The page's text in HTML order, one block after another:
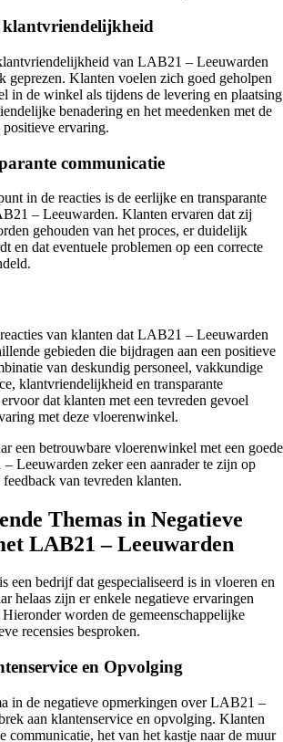
klantvriendelijkheid
van LAB21 – Leeuwarden
geprezen. Klanten voelen zich goed geholpen
in de winkel als tijdens de levering en plaatsing
benadering en het meedenken met de
ervaring.
communicatie
in de reacties is de eerlijke en transparante
– Leeuwarden. Klanten ervaren dat zij
gehouden van het proces, er duidelijk
en dat eventuele problemen op een correcte
van klanten dat LAB21 – Leeuwarden
gebieden die bijdragen aan een positieve
van deskundig personeel, vakkundige
klantvriendelijkheid en transparante
dat klanten met een tevreden gevoel
met deze vloerenwinkel.
een betrouwbare vloerenwinkel met een goede
Leeuwarden zeker een aanrader te zijn op
van tevreden klanten.
Themas in Negatieve
LAB21 – Leeuwarden
een bedrijf dat gespecialiseerd is in vloeren en
helaas zijn er enkele negatieve ervaringen
worden de gemeenschappelijke
recensies besproken.
en Opvolging
in de negatieve opmerkingen over LAB21 –
aan klantenservice en opvolging. Klanten
communicatie, het van het kastje naar de muur